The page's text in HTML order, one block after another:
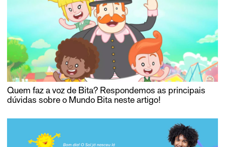
Quem faz a voz de Bita? Respondemos as principais
dúvidas sobre o Mundo Bita neste artigo!